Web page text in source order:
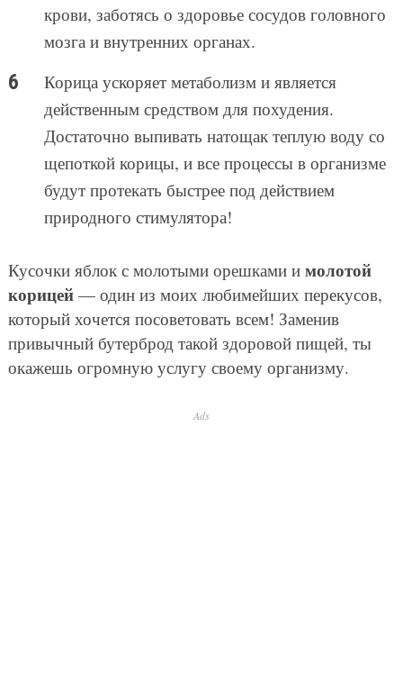
крови, заботясь о здоровье сосудов головного
мозга и внутренних органах.
Корица ускоряет метаболизм и является
действенным средством для похудения.
Достаточно выпивать натощак теплую воду со
щепоткой корицы, и все процессы в организме
будут протекать быстрее под действием
природного стимулятора!
Кусочки яблок с молотыми орешками и молотой
корицей— один из моих любимейших перекусов,
который хочется посоветовать всем! Заменив
привычный бутерброд такой здоровой пищей, ты
окажешь огромную услугу своему организму.
Ads